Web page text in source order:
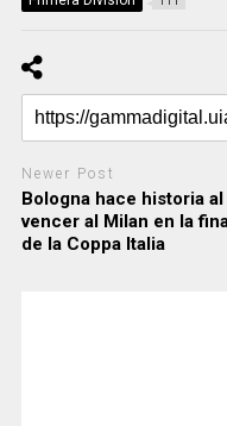
Newer Post
Bologna hace historia al
vencer al Milan en la
de la Coppa Italia